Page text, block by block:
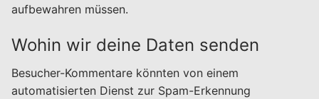
aufbewahren müssen.
Wohin wir deine Daten senden
Besucher-Kommentare könnten von einem
automatisierten Dienst zur Spam-Erkennung